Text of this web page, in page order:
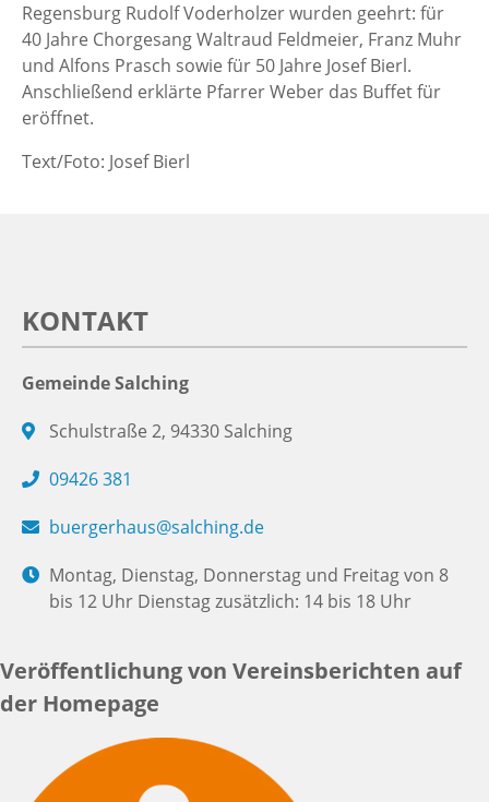
Regensburg Rudolf Voderholzer wurden geehrt: für
40 Jahre Chorgesang Waltraud Feldmeier, Franz Muhr
und Alfons Prasch sowie für 50 Jahre Josef Bierl.
Anschließend erklärte Pfarrer Weber das Buffet für
eröffnet.
Text/Foto: Josef Bierl
KONTAKT
Gemeinde Salching
Schulstraße 2, 94330 Salching
09426 381
buergerhaus@salching.de
Montag, Dienstag, Donnerstag und Freitag von 8
bis 12 Uhr Dienstag zusätzlich: 14 bis 18 Uhr
Veröffentlichung von Vereinsberichten auf
der Homepage